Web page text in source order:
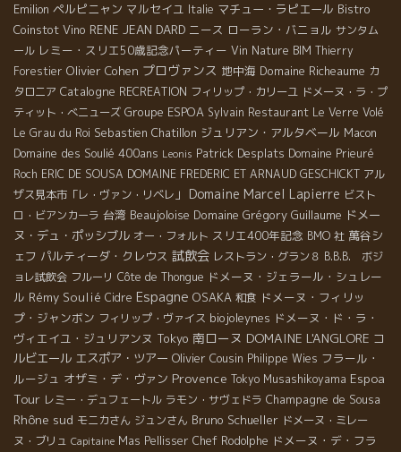
Emilion ペルピニャン マルセイユ Italie マチュー・ラピエール Bistro
Coinstot Vino RENE JEAN DARD ニース ローラン・バニョル サンタム
ール レミー・スリエ50歳記念パーティー Vin Nature BIM Thierry
Forestier Olivier Cohen プロヴァンス 地中海 Domaine Richeaume カ
タロニア Catalogne RECREATION フィリップ・カリーユ ドメーヌ・ラ・プ
ティット・べニューズ Groupe ESPOA Sylvain Restaurant Le Verre Volé
Le Grau du Roi Sebastien Chatillon ジュリアン・アルタベール Macon
Domaine des Soulié 400ans Leonis Patrick Desplats Domaine Prieuré
Roch ERIC DE SOUSA DOMAINE FREDERIC ET ARNAUD GESCHICKT アル
ザス見本市「レ・ヴァン・リベレ」
Domaine Marcel Lapierre ビスト
ロ・ビアンカーラ 台湾 Beaujoloise Domaine Grégory Guillaume ドメー
ヌ・デュ・ポッシブル オー・フォルト スリエ400年記念 BMO 社 萬谷シ
ェフ パルティーダ・クレウス 試飲会 レストラン・グラン８ B.B.B. ボジ
ョレ試飲会 フルーリ Côte de Thongue ドメーヌ・ジェラール・シュレー
ル Rémy Soulié Cidre Espagne OSAKA 和食 ドメーヌ・フィリッ
プ・ジャンボン フィリップ・ヴァイス biojoleynes ドメーヌ・ド・ラ・
ヴィエイユ・ジュリアンヌ Tokyo 南ローヌ DOMAINE L'ANGLORE コ
ルビエール エスポア・ツアー Olivier Cousin Philippe Wies フラール・
ルージュ オザミ・デ・ヴァン Provence Tokyo Musashikoyama Espoa
Tour レミー・デュフェートル ラモン・サヴェドラ Champagne de Sousa
Rhône sud モニカさん ジュンさん Bruno Schueller ドメーヌ・ミレー
ヌ・ブリュ Capitaine Mas Pellisser Chef Rodolphe ドメーヌ・デ・フラ